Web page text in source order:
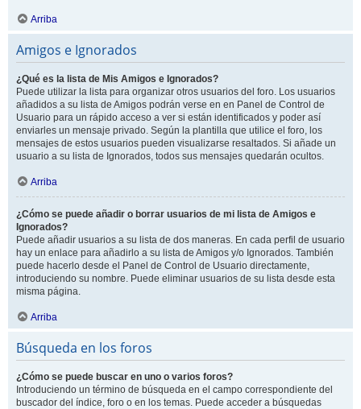
Arriba
Amigos e Ignorados
¿Qué es la lista de Mis Amigos e Ignorados?
Puede utilizar la lista para organizar otros usuarios del foro. Los usuarios
añadidos a su lista de Amigos podrán verse en en Panel de Control de
Usuario para un rápido acceso a ver si están identificados y poder así
enviarles un mensaje privado. Según la plantilla que utilice el foro, los
mensajes de estos usuarios pueden visualizarse resaltados. Si añade un
usuario a su lista de Ignorados, todos sus mensajes quedarán ocultos.
Arriba
¿Cómo se puede añadir o borrar usuarios de mi lista de Amigos e
Ignorados?
Puede añadir usuarios a su lista de dos maneras. En cada perfil de usuario
hay un enlace para añadirlo a su lista de Amigos y/o Ignorados. También
puede hacerlo desde el Panel de Control de Usuario directamente,
introduciendo su nombre. Puede eliminar usuarios de su lista desde esta
misma página.
Arriba
Búsqueda en los foros
¿Cómo se puede buscar en uno o varios foros?
Introduciendo un término de búsqueda en el campo correspondiente del
buscador del índice, foro o en los temas. Puede acceder a búsquedas